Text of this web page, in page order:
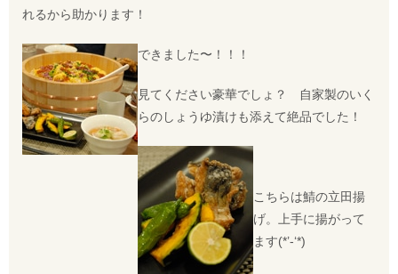
れるから助かります！
できました〜！！！
見てください豪華でしょ？ 自家製のいく
らのしょうゆ漬けも添えて絶品でした！
こちらは鯖の立田揚
げ。上手に揚がって
ます(*’-‘*)